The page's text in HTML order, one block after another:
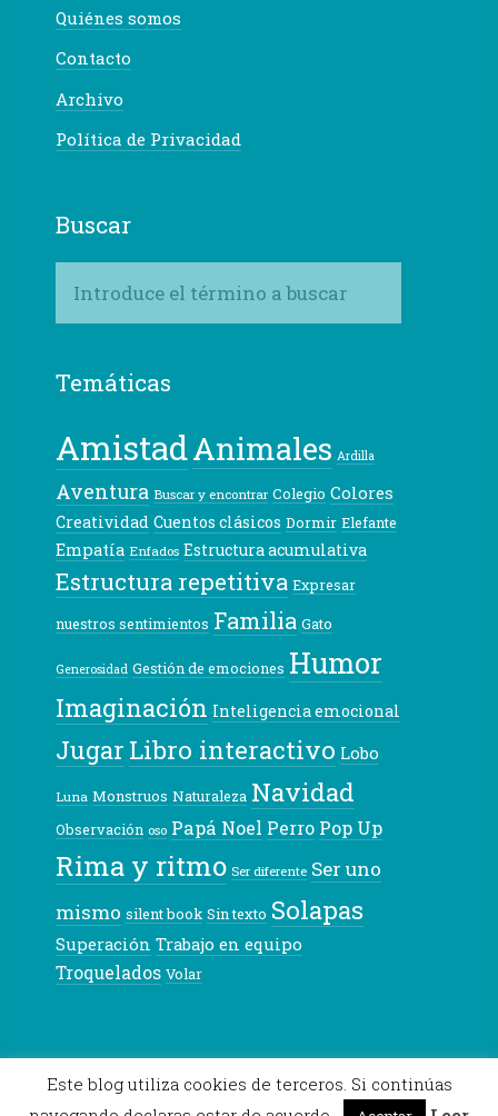
Quiénes somos
Contacto
Archivo
Política de Privacidad
Buscar
Temáticas
AmistadAnimales Ardilla
Aventura Buscar y encontrar Colegio Colores
Creatividad Cuentos clásicos Dormir Elefante
Empatía Enfados Estructura acumulativa
Estructura repetitiva Expresar
nuestros sentimientos Familia Gato
Generosidad Gestión de emociones Humor
Imaginación Inteligencia emocional
Jugar Libro interactivo Lobo
Luna Monstruos Naturaleza Navidad
Observación oso Papá Noel Perro Pop Up
Rima y ritmo Ser diferente Ser uno
mismo silent book Sin texto Solapas
Superación Trabajo en equipo
Troquelados Volar
© 2026 Pekeleke
Este blog utiliza cookies de terceros. Si continúas